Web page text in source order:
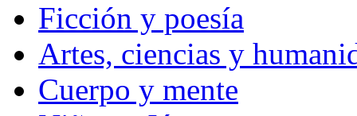
Ficción y poesía
Artes, ciencias y
Cuerpo y mente